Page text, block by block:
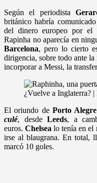
Según el periodista
británico habría
del dinero europeo por el
Rapinha no aparecía en
Barcelona, pero lo cierto
dirigencia, sobre todo ante la
incorporar a Messi, la
¿Vuelve a Inglaterra?
El oriundo de Porto Alegre
culé, desde Leeds, a
euros.Chelsea lo tenía en el
irse al blaugrana. En total,
marcó 10 goles.